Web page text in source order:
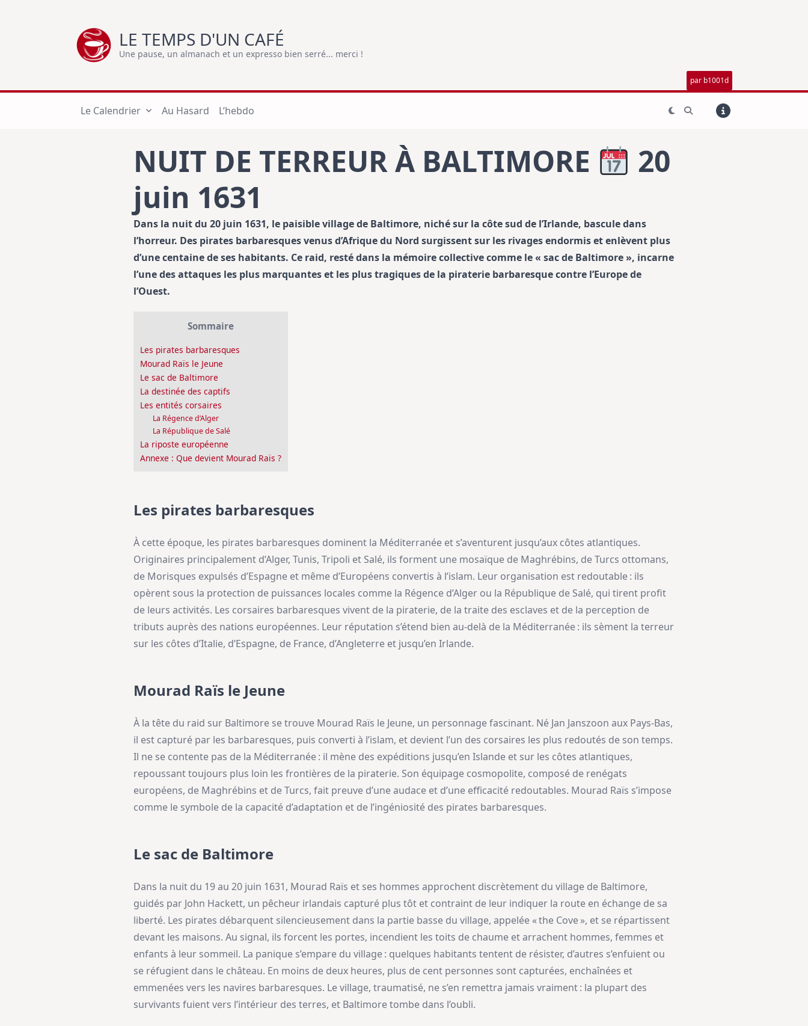
LE TEMPS D'UN CAFÉ
Une pause, un almanach et un expresso bien serré... merci !
par b1001d
Le Calendrier Au Hasard L’hebdo
NUIT DE TERREUR À BALTIMORE
20
juin 1631
Dans la nuit du 20 juin 1631, le paisible village de Baltimore, niché sur la côte sud de l’Irlande, bascule dans
l’horreur. Des pirates barbaresques venus d’Afrique du Nord surgissent sur les rivages endormis et enlèvent plus
d’une centaine de ses habitants. Ce raid, resté dans la mémoire collective comme le « sac de Baltimore », incarne
l’une des attaques les plus marquantes et les plus tragiques de la piraterie barbaresque contre l’Europe de
l’Ouest.
Sommaire
Les pirates barbaresques
Mourad Raïs le Jeune
Le sac de Baltimore
La destinée des captifs
Les entités corsaires
La Régence d’Alger
La République de Salé
La riposte européenne
Annexe : Que devient Mourad Raïs ?
Les pirates barbaresques
À cette époque, les pirates barbaresques dominent la Méditerranée et s’aventurent jusqu’aux côtes atlantiques.
Originaires principalement d’Alger, Tunis, Tripoli et Salé, ils forment une mosaïque de Maghrébins, de Turcs ottomans,
de Morisques expulsés d’Espagne et même d’Européens convertis à l’islam. Leur organisation est redoutable : ils
opèrent sous la protection de puissances locales comme la Régence d’Alger ou la République de Salé, qui tirent profit
de leurs activités. Les corsaires barbaresques vivent de la piraterie, de la traite des esclaves et de la perception de
tributs auprès des nations européennes. Leur réputation s’étend bien au-delà de la Méditerranée : ils sèment la terreur
sur les côtes d’Italie, d’Espagne, de France, d’Angleterre et jusqu’en Irlande.
Mourad Raïs le Jeune
À la tête du raid sur Baltimore se trouve Mourad Raïs le Jeune, un personnage fascinant. Né Jan Janszoon aux Pays-Bas,
il est capturé par les barbaresques, puis converti à l’islam, et devient l’un des corsaires les plus redoutés de son temps.
Il ne se contente pas de la Méditerranée : il mène des expéditions jusqu’en Islande et sur les côtes atlantiques,
repoussant toujours plus loin les frontières de la piraterie. Son équipage cosmopolite, composé de renégats
européens, de Maghrébins et de Turcs, fait preuve d’une audace et d’une efficacité redoutables. Mourad Raïs s’impose
comme le symbole de la capacité d’adaptation et de l’ingéniosité des pirates barbaresques.
Le sac de Baltimore
Dans la nuit du 19 au 20 juin 1631, Mourad Raïs et ses hommes approchent discrètement du village de Baltimore,
guidés par John Hackett, un pêcheur irlandais capturé plus tôt et contraint de leur indiquer la route en échange de sa
liberté. Les pirates débarquent silencieusement dans la partie basse du village, appelée « the Cove », et se répartissent
devant les maisons. Au signal, ils forcent les portes, incendient les toits de chaume et arrachent hommes, femmes et
enfants à leur sommeil. La panique s’empare du village : quelques habitants tentent de résister, d’autres s’enfuient ou
se réfugient dans le château. En moins de deux heures, plus de cent personnes sont capturées, enchaînées et
emmenées vers les navires barbaresques. Le village, traumatisé, ne s’en remettra jamais vraiment : la plupart des
survivants fuient vers l’intérieur des terres, et Baltimore tombe dans l’oubli.